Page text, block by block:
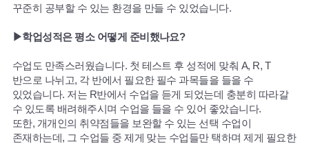
꾸준히 공부할 수 있는 환경을 만들 수 있었습니다.
▶학업성적은 평소 어떻게 준비했나요?
수업도 만족스러웠습니다. 첫 테스트 후 성적에 맞춰 A, R, T
반으로 나뉘고, 각 반에서 필요한 필수 과목들을 들을 수
있었습니다. 저는 R반에서 수업을 듣게 되었는데 충분히 따라갈
수 있도록 배려해주시며 수업을 들을 수 있어 좋았습니다.
또한, 개개인의 취약점들을 보완할 수 있는 선택 수업이
존재하는데, 그 수업들 중 제게 맞는 수업들만 택하며 제게 필요한